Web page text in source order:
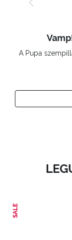
SALE